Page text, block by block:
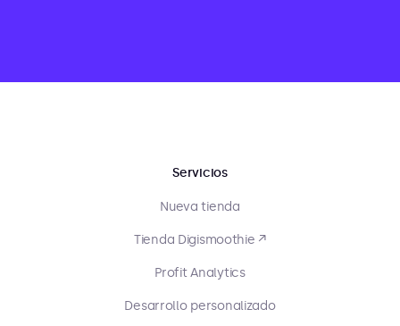
Servicios
Nueva tienda
Tienda Digismoothie ↗
Profit Analytics
Desarrollo personalizado